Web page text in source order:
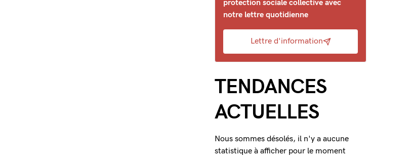
protection sociale collective avec
notre lettre quotidienne
Lettre d'information
TENDANCES
ACTUELLES
Nous sommes désolés, il n'y a aucune
statistique à afficher pour le moment